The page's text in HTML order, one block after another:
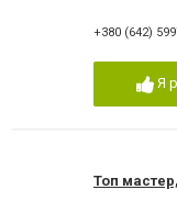
+380 (642)
Я
Топ